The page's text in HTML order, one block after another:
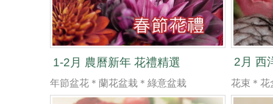
1-2月 農曆新年 花禮精選
年節盆花＊蘭花盆栽＊綠意盆栽
2月 西
花束＊花